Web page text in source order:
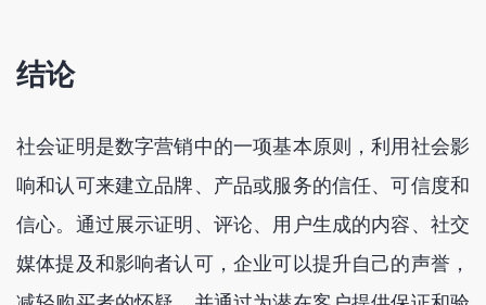
结论
社会证明是数字营销中的一项基本原则，利用社会影
响和认可来建立品牌、产品或服务的信任、可信度和
信心。通过展示证明、评论、用户生成的内容、社交
媒体提及和影响者认可，企业可以提升自己的声誉，